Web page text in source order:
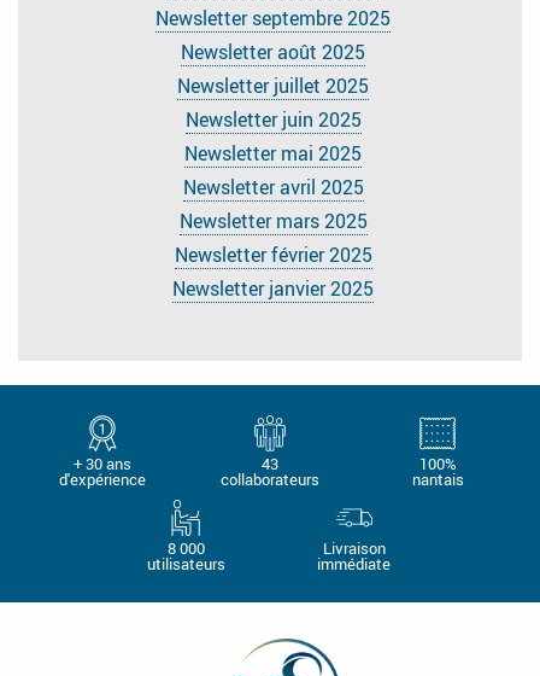
Newsletter septembre 2025
Newsletter août 2025
Newsletter juillet 2025
Newsletter juin 2025
Newsletter mai 2025
Newsletter avril 2025
Newsletter mars 2025
Newsletter février 2025
Newsletter janvier 2025
+ 30 ans
d'expérience
43
collaborateurs
100%
nantais
8 000
utilisateurs
Livraison
immédiate